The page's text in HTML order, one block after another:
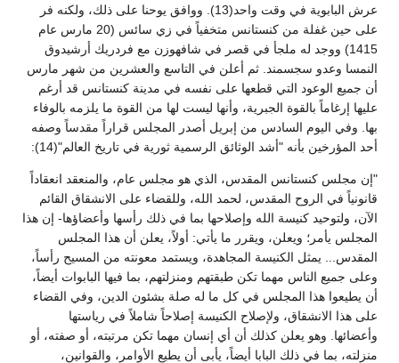
عرش البابوية في وقت واحد(13). ووافق يوحنا على ذلك، ولكنه فر
على حين غفلة من كنستانس متخفياً في زي سائس (20 مارس عام
1415) ووجد له ملجأ في قصر في شافهوزن مع فردريك أرشيدوق
النمسا وعدو سجسمند. ثم أعلن في التاسع والعشرين من شهر مارس
أن جميع الوعود التي قطعها على نفسه في مدينة كنستانس قد أرغم
عليها إرغاماً بالقوة الجبرية، وأنها ليست لها من القوة ما يلزمه بالوفاء
بها. وفي اليوم السادس من إبريل أصدر المجلس قراراً مقدساً وصفه
أحد المؤرخين بأنه "أشد الوثائق الرسمية ثورية في تاريخ العالم"(14):
"إن مجلس كنستانس المقدس، الذي هو مجلس عام، والمنعقد انعقاداً
قانونياً في الروح المقدس، لحمد الله، وللقضاء على الانشقاق القائم
الآن، ولتوحيد كنيسة الله وإصلاحها بما في ذلك رأسها وأعضاؤها- إن هذا
المجلس يأمر؛ ويعلن، ويقرر ما يأتي: أولاً، يعلن أن هذا المجلس
المقدس... يمثل الكنيسة المجاهدة، ويستمد معونته من المسيح رأساً،
وعلى جميع الناس مهما تكن طبقتهم ومنزلتهم، بما فيها البابوات أيضاً،
أن يطيعوا هذا المجلس في كل ما له صلة بشئون الدين، وفي القضاء
على هذا الانشقاق، ولإصلاح الكنيسة إصلاحاً شاملاً في رياستها
وأعضائها. وهو يعلن كذلك أن أي إنسان مهما تكن مرتبته، أو صفته، أو
منزلته، بما في ذلك البابا أيضاً، يأبى أن يطيع الأوامر، والقوانين،